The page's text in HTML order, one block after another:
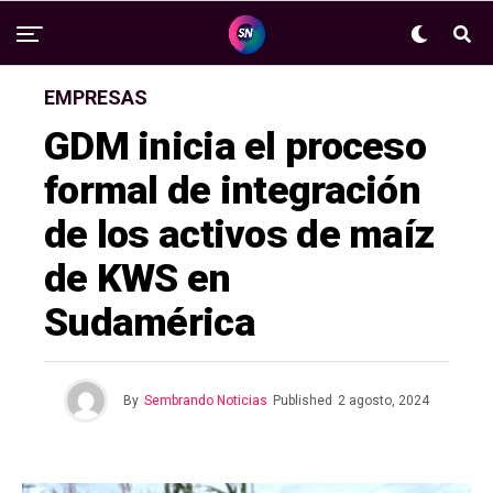
EMPRESAS
GDM inicia el proceso
formal de integración
de los activos de maíz
de KWS en
Sudamérica
By Sembrando Noticias Published 2 agosto, 2024